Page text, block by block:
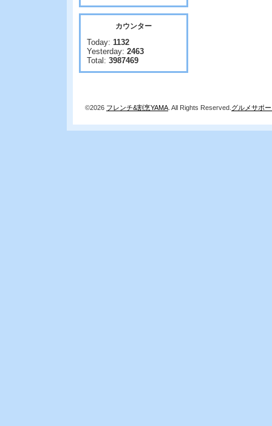
カウンター
Today: 1132
Yesterday: 2463
Total: 3987469
©2026 フレンチ&割烹YAMA . All Rights Reserved. グルメサポ